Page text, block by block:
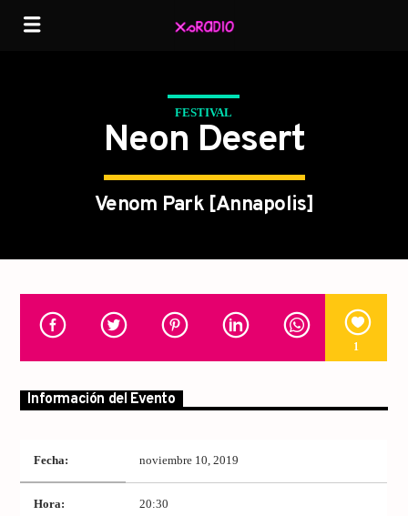
FESTIVAL
Neon Desert
Venom Park [Annapolis]
1
Información del Evento
Fecha: noviembre 10, 2019
Hora: 20:30